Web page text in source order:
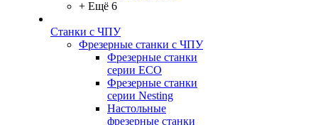
+ Ещё 6
Станки с ЧПУ
Фрезерные станки с ЧПУ
Фрезерные станки
серии ECO
Фрезерные станки
серии Nesting
Настольные
фрезерные станки